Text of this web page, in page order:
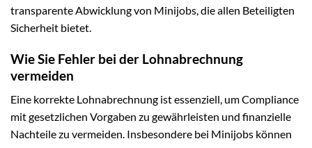
transparente Abwicklung von Minijobs, die allen Beteiligten
Sicherheit bietet.
Wie Sie Fehler bei der Lohnabrechnung
vermeiden
Eine korrekte Lohnabrechnung ist essenziell, um Compliance
mit gesetzlichen Vorgaben zu gewährleisten und finanzielle
Nachteile zu vermeiden. Insbesondere bei Minijobs können